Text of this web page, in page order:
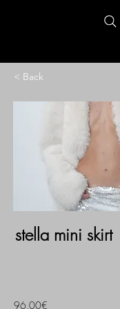
< Back
stella mini skirt
96,00€